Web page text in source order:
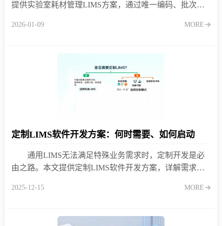
提供实验室耗材管理LIMS方案，通过唯一编码、批次绑
命周期追踪。
2026-01-09 MORE
定制LIMS软件开发方案：何时需要、如何启动
通用LIMS无法满足特殊业务需求时，定制开发是必
由之路。本文提供定制LIMS软件开发方案，详解需求梳
阱。
2025-12-15 MORE